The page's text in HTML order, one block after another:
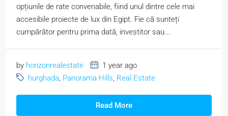
opțiunile de rate convenabile, fiind unul dintre cele mai
accesibile proiecte de lux din Egipt. Fie că sunteți
cumpărător pentru prima dată, investitor sau...
by horizonrealestate
1 year ago
hurghada, Panorama Hills, Real Estate
Read More